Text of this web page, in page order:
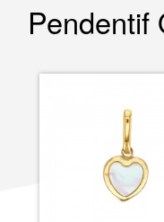
Pendentif